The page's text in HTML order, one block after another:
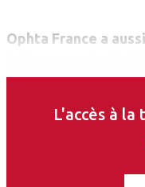
Ophta France a
soulager la
permettent
en minimisant ainsi
L'accès à